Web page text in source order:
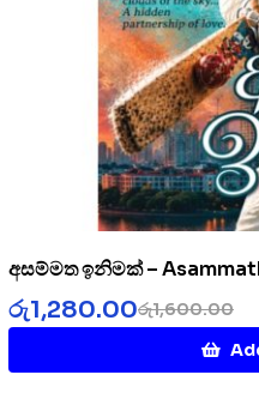
අසම්මත ඉනිමක් –
රු1,600.00
රු1,280.00